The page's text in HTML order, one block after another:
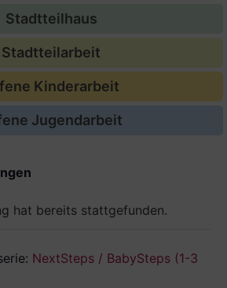
Stadtteilhaus
Stadtteilarbeit
Kinderarbeit
Jugendarbeit
hat bereits stattgefunden.
NextSteps / BabySteps (1-3